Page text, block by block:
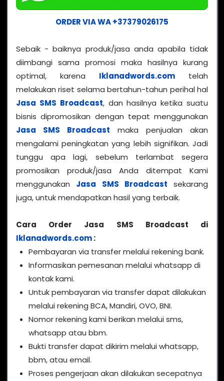
ORDER VIA WA +37379026175
Sebaik - baiknya produk/jasa anda apabila tidak
diimbangi sama promosi maka hasilnya kurang
optimal, karena Iklanadwords.com telah
melakukan riset selama bertahun-tahun perihal hal
Jasa SMS Broadcast, dan hasilnya ketika suatu
bisnis dipromosikan dengan tepat menggunakan
Jasa SMS Broadcast maka penjualan akan
mengalami peningkatan yang lebih signifikan. Jadi
tunggu apa lagi, sebelum terlambat segera
promosikan produk/jasa Anda ditempat Kami
menggunakan Jasa SMS Broadcast sekarang
juga, untuk mendapatkan hasil yang terbaik.
Cara Order Jasa SMS Broadcast di
Iklanadwords.com:
Pembayaran via transfer melalui rekening bank.
Informasikan pemesanan melalui whatsapp di
kontak kami.
Untuk pembayaran via transfer dapat dilakukan
melalui rekening BCA, Mandiri, OVO, BNI.
Nomor rekening kami berikan melalui sms,
whatsapp atau bbm.
Bukti transfer dapat dikirim melalui whatsapp,
bbm, atau email.
Proses pengerjaan akan dilakukan secepatnya